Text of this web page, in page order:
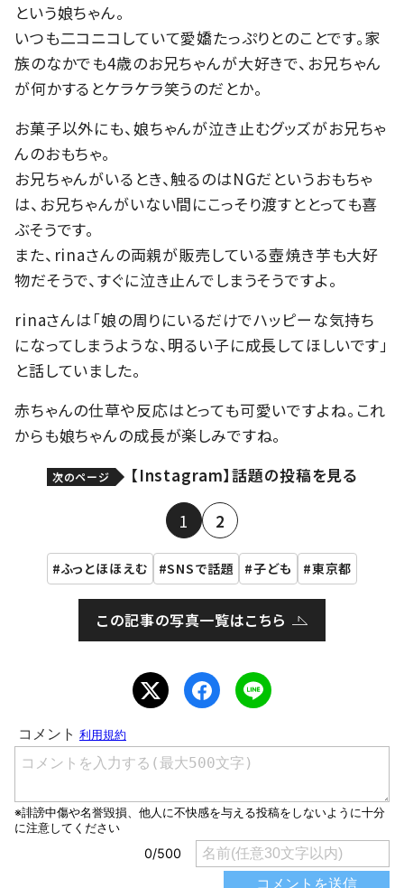
という娘ちゃん。
いつも二コニコしていて愛嬌たっぷりとのことです。家
族のなかでも4歳のお兄ちゃんが大好きで、お兄ちゃん
が何かするとケラケラ笑うのだとか。
お菓子以外にも、娘ちゃんが泣き止むグッズがお兄ちゃ
んのおもちゃ。
お兄ちゃんがいるとき、触るのはNGだというおもちゃ
は、お兄ちゃんがいない間にこっそり渡すととっても喜
ぶそうです。
また、rinaさんの両親が販売している壺焼き芋も大好
物だそうで、すぐに泣き止んでしまうそうですよ。
rinaさんは「娘の周りにいるだけでハッピーな気持ち
になってしまうような、明るい子に成長してほしいです」
と話していました。
赤ちゃんの仕草や反応はとっても可愛いですよね。これ
からも娘ちゃんの成長が楽しみですね。
次のページ 【Instagram】話題の投稿を見る
1 2
ふっとほほえむ SNSで話題 子ども 東京都
この記事の写真一覧はこちら